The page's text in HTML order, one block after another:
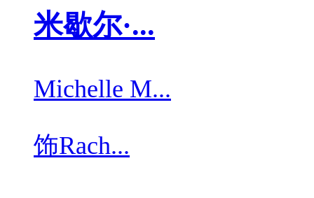
米歇尔·...
Michelle M...
饰Rach...